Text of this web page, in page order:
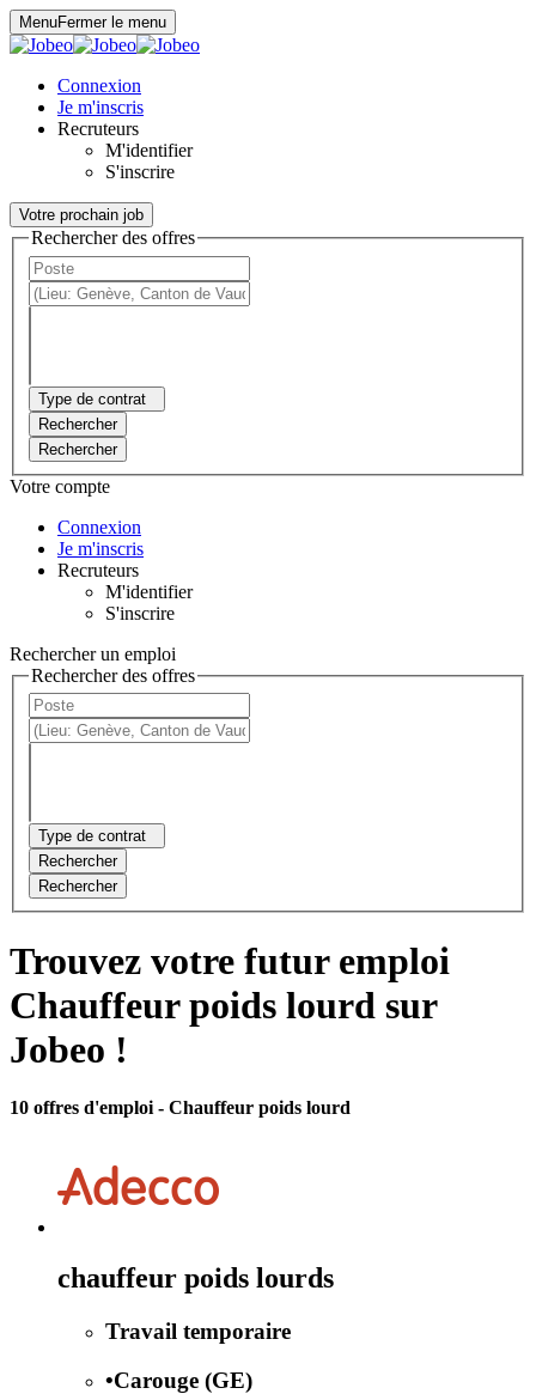
MenuFermer le menu
Connexion
Je m'inscris
Recruteurs
M'identifier
S'inscrire
Votre prochain job
Rechercher des offres
Type de contrat
Rechercher
Rechercher
Votre compte
Connexion
Je m'inscris
Recruteurs
M'identifier
S'inscrire
Rechercher un emploi
Rechercher des offres
Type de contrat
Rechercher
Rechercher
Trouvez votre futur emploi
Chauffeur poids lourd sur
Jobeo !
10 offres d'emploi - Chauffeur poids lourd
chauffeur poids lourds
Travail temporaire
•Carouge (GE)
Panneau de gestion des cookies